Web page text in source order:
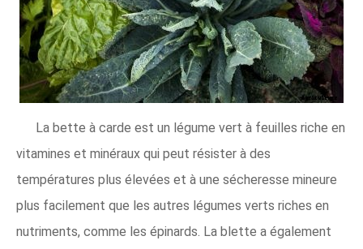
La bette à carde est un légume vert à feuilles riche en
vitamines et minéraux qui peut résister à des
températures plus élevées et à une sécheresse mineure
plus facilement que les autres légumes verts riches en
nutriments, comme les épinards. La blette a également